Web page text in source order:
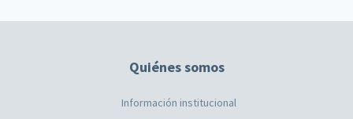
Quiénes somos
Información institucional